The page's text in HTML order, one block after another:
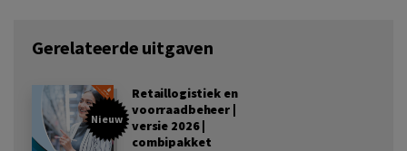
Gerelateerde uitgaven
Nieuw
Retaillogistiek en
voorraadbeheer |
versie 2026 |
combipakket